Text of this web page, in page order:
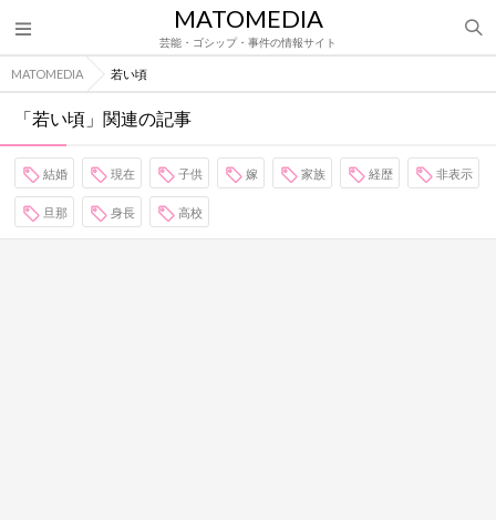
MATOMEDIA
芸能・ゴシップ・事件の情報サイト
MATOMEDIA 若い頃
「若い頃」関連の記事
結婚 現在 子供 嫁 家族 経歴 非表示
旦那 身長 高校